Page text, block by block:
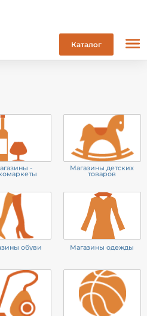
Каталог
- Магазины детских
товаров
обуви Магазины одежды